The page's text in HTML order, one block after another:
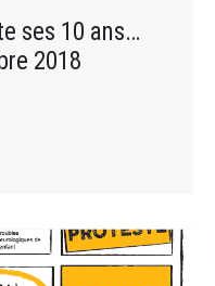
ses 10 ans…
2018